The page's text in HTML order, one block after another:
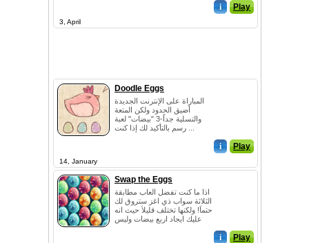
i Play
3, April
Doodle Eggs
المباراة على الإنترنت الجديدة
أضيق الحدود ولكن المتعة
والتسلية جداً-3 "بيضات" لعبة
i Play
14, January
Swap the Eggs
اذا ما كنت تفضل العاب مطابقة
الثلاثة سواب ذي اغز ستروق لك
حتماَ! ولكنها تختلف قليلاَ حيث انه
عليك ايجاد اربع بيضات وليس
i Play